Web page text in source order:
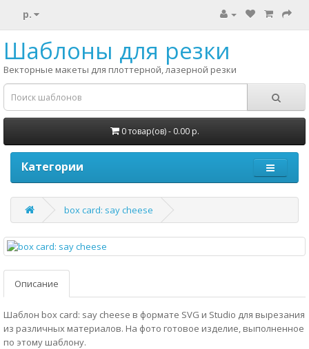
р.
Шаблоны для резки
Векторные макеты для плоттерной, лазерной резки
0 товар(ов) - 0.00 р.
Категории
box card: say cheese
Описание
Шаблон box card: say cheese в формате SVG и Studio для вырезания
из различных материалов. На фото готовое изделие, выполненное
по этому шаблону.